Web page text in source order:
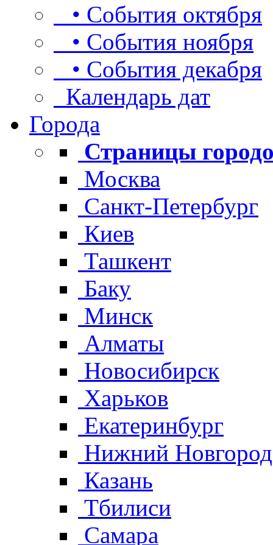
• События октября
• События ноября
• События декабря
Календарь дат
Города
Страницы
Москва
Санкт-Петербург
Киев
Ташкент
Баку
Минск
Алматы
Новосибирск
Харьков
Екатеринбург
Нижний Новгород
Казань
Тбилиси
Самара